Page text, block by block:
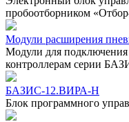
пробоотборником
Модули расширения
Модули для
контроллерам серии
БАЗИС-12.ВИРА-Н
Блок программного